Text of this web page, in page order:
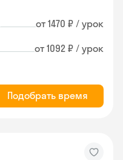
от 1470 ₽ / урок
от 1092 ₽ / урок
Подобрать время